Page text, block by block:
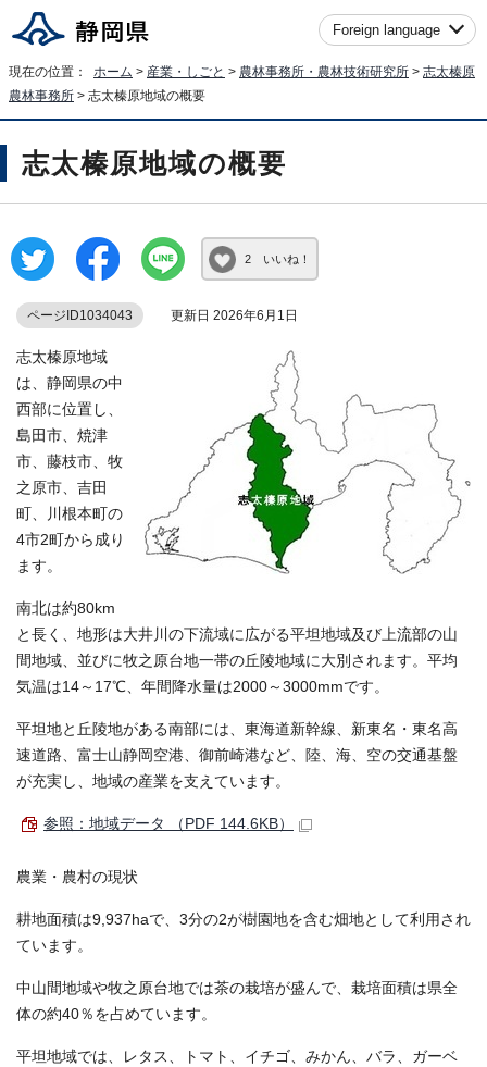
Foreign language
現在の位置： ホーム > 産業・しごと > 農林事務所・農林技術研究所 > 志太榛原
農林事務所 > 志太榛原地域の概要
志太榛原地域の概要
2 いいね！
ページID1034043 更新日 2026年6月1日
志太榛原地域
は、静岡県の中
西部に位置し、
島田市、焼津
市、藤枝市、牧
之原市、吉田
町、川根本町の
4市2町から成り
ます。
南北は約80km
と長く、地形は大井川の下流域に広がる平坦地域及び上流部の山
間地域、並びに牧之原台地一帯の丘陵地域に大別されます。平均
気温は14～17℃、年間降水量は2000～3000mmです。
平坦地と丘陵地がある南部には、東海道新幹線、新東名・東名高
速道路、富士山静岡空港、御前崎港など、陸、海、空の交通基盤
が充実し、地域の産業を支えています。
参照：地域データ （PDF 144.6KB）
農業・農村の現状
耕地面積は9,937haで、3分の2が樹園地を含む畑地として利用され
ています。
中山間地域や牧之原台地では茶の栽培が盛んで、栽培面積は県全
体の約40％を占めています。
平坦地域では、レタス、トマト、イチゴ、みかん、バラ、ガーベ